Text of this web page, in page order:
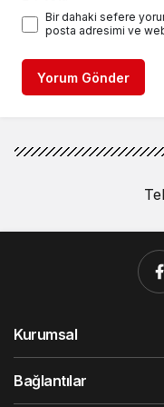
Bir dahaki sefere
posta adresimi ve
Yorum Gönder
Kurumsal
Bağlantılar